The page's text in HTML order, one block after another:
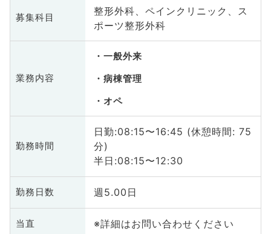
募集科目
整形外科、ペインクリニック、ス
ポーツ整形外科
業務内容
一般外来
病棟管理
オペ
勤務時間
日勤:08:15〜16:45 (休憩時間: 75
分)
半日:08:15〜12:30
勤務日数 週5.00日
当直 ※詳細はお問い合わせください